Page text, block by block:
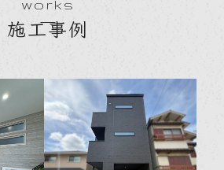
works
施工事例